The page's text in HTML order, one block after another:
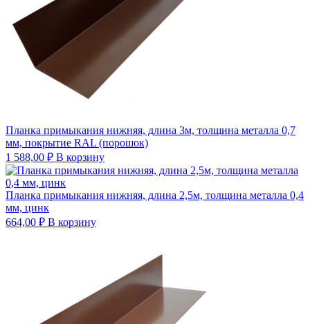
Планка примыкания нижняя, длина 3м, толщина металла 0,7
мм, покрытие RAL (порошок)
1 588,00 ₽ В корзину
Планка примыкания нижняя, длина 2,5м, толщина металла 0,4
мм, цинк
664,00 ₽ В корзину